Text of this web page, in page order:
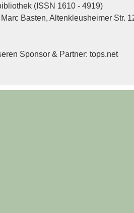
(ISSN 1610 - 4919)
Basten, Altenkleusheimer Str.
Sponsor & Partner: tops.net